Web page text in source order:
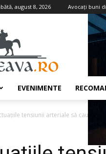
august 8, 2026 Avocaţi buni
EVENIMENTE
tensiunii arteriale să cauzeze